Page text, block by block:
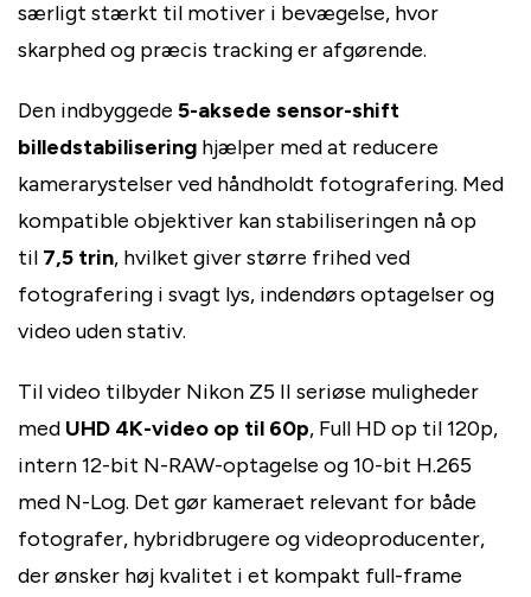
særligt stærkt til motiver i bevægelse, hvor
skarphed og præcis tracking er afgørende.
Den indbyggede 5-aksede sensor-shift
billedstabilisering hjælper med at reducere
kamerarystelser ved håndholdt fotografering. Med
kompatible objektiver kan stabiliseringen nå op
til 7,5 trin, hvilket giver større frihed ved
fotografering i svagt lys, indendørs optagelser og
video uden stativ.
Til video tilbyder Nikon Z5 II seriøse muligheder
med UHD 4K-video op til 60p, Full HD op til 120p,
intern 12-bit N-RAW-optagelse og 10-bit H.265
med N-Log. Det gør kameraet relevant for både
fotografer, hybridbrugere og videoproducenter,
der ønsker høj kvalitet i et kompakt full-frame